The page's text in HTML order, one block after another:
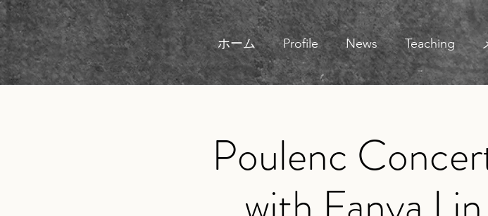
ホーム Profile News Teaching
Poulenc